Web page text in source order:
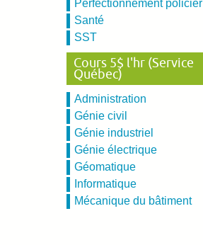
Perfectionnement policier
Santé
SST
Cours 5$ l'hr (Service
Québec)
Administration
Génie civil
Génie industriel
Génie électrique
Géomatique
Informatique
Mécanique du bâtiment